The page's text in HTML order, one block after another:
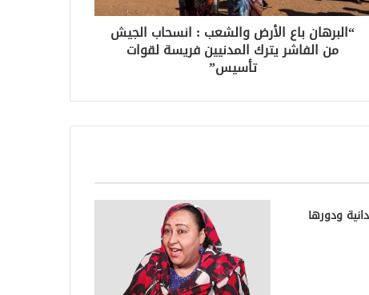
“البرهان باع الأرض والشعب : انسحاب الجيش
من الفاشر يترك المدنيين فريسة لقوات
تأسيس”
ودورها